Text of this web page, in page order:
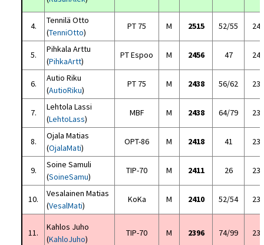
4.
Tennilä Otto
(TenniOtto)
PT 75 M 2515 52/55
5.
Pihkala Arttu
(PihkaArtt)
PT Espoo M 2456 47
6.
Autio Riku
(AutioRiku)
PT 75 M 2438 56/62
7.
Lehtola Lassi
(LehtoLass)
MBF M 2438 64/79
8.
Ojala Matias
(OjalaMati)
OPT-86 M 2418 41
9.
Soine Samuli
(SoineSamu)
TIP-70 M 2411 26
10.
Vesalainen Matias
(VesalMati)
KoKa M 2410 52/54
11.
Kahlos Juho
(KahloJuho)
TIP-70 M 2396 74/99